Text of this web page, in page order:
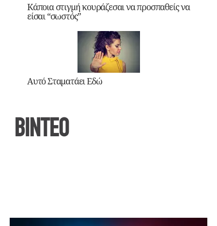
Κάποια στιγμή κουράζεσαι να προσπαθείς να
είσαι “σωστός”
Αυτό Σταματάει Εδώ
ΒΙΝΤΕΟ